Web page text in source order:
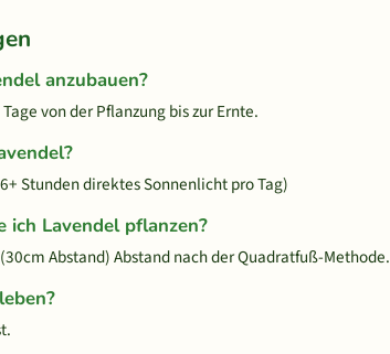
anzubauen?
von der Pflanzung bis zur Ernte.
Stunden direktes Sonnenlicht pro Tag)
ich Lavendel pflanzen?
Abstand) Abstand nach der Quadratfuß-Methode.